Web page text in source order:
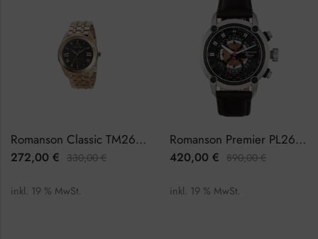
Romanson Classic TM2615BM1RB37R Herrenuhr
272,00 € 330,00€
inkl. 19 % MwSt.
Romanson Premier PL2642HM1DA32W Herrenuhr Chronograph
420,00 € 890,00€
inkl. 19 % MwSt.